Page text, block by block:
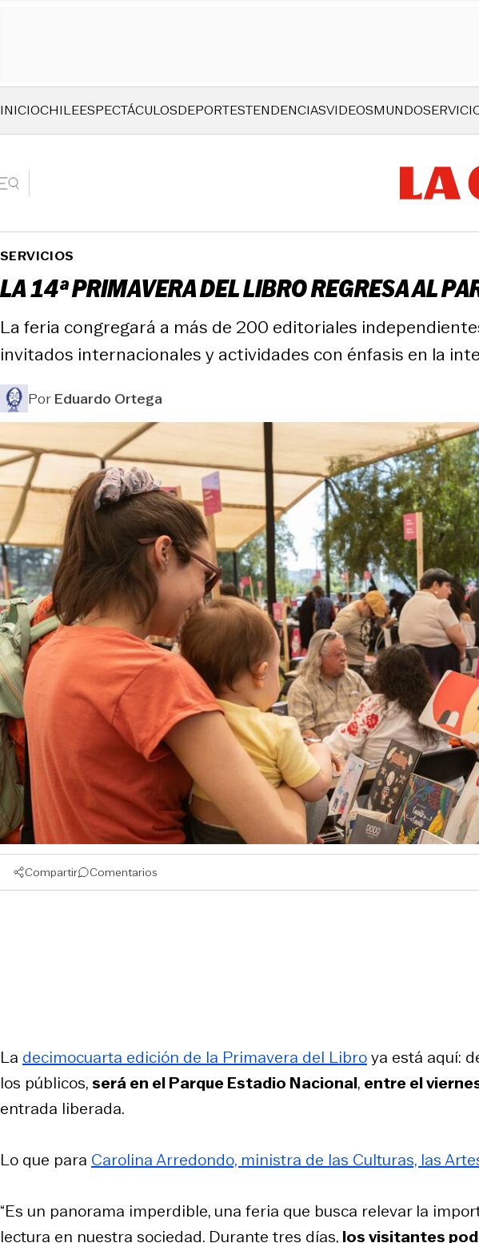
INICIOCHILEESPECTÁCULOSDEPORTESTENDENCIASVIDEOSMUNDO
SERVICIOS
LA 14ª PRIMAVERA DEL LIBRO REGRESA AL
La feria congregará a más de 200 editoriales
invitados internacionales y actividades con énfasis en la
PorEduardo Ortega
Compartir Comentarios
La decimocuarta edición de la Primavera del Libroya está aquí:
los públicos,será en el Parque Estadio Nacional, entre el
entrada liberada.
Lo que para Carolina Arredondo, ministra de las Culturas, las
“Es un panorama imperdible, una feria que busca relevar la
lectura en nuestra sociedad. Durante tres días, los visitantes